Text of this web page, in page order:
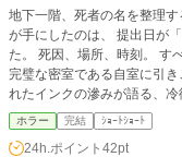
地下一階、死者の名を整理するだけの無機
が手にしたのは、 提出日が
た。 死因、場所、時刻。 すべてが書き込まれたその運命を拒絶するため、 私は
完璧な密室である自室に引きこもる。 そして、運命の午後
れたインクの滲みが語る、冷
ホラー 完結 ｼｮｰﾄｼｮｰﾄ
24h.ポイント 42pt